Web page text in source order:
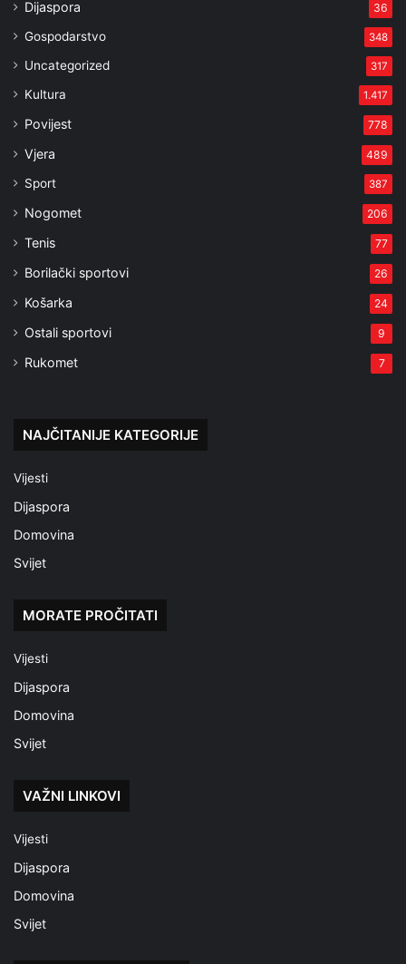
Dijaspora 36
Gospodarstvo 348
Uncategorized 317
Kultura 1.417
Povijest 778
Vjera 489
Sport 387
Nogomet 206
Tenis 77
Borilački sportovi 26
Košarka 24
Ostali sportovi 9
Rukomet 7
NAJČITANIJE KATEGORIJE
Vijesti
Dijaspora
Domovina
Svijet
MORATE PROČITATI
Vijesti
Dijaspora
Domovina
Svijet
VAŽNI LINKOVI
Vijesti
Dijaspora
Domovina
Svijet